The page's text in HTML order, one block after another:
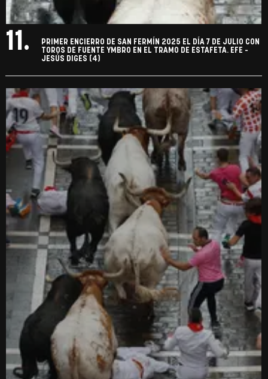
11.
PRIMER ENCIERRO DE SAN FERMÍN 2025 EL DÍA 7 DE JULIO CON
TOROS DE FUENTE YMBRO EN EL TRAMO DE ESTAFETA. EFE -
JESÚS DIGES (4)